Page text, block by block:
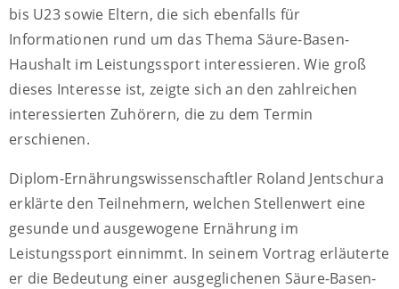
bis U23 sowie Eltern, die sich ebenfalls für
Informationen rund um das Thema Säure-Basen-
Haushalt im Leistungssport interessieren. Wie groß
dieses Interesse ist, zeigte sich an den zahlreichen
interessierten Zuhörern, die zu dem Termin
erschienen.
Diplom-Ernährungswissenschaftler Roland Jentschura
erklärte den Teilnehmern, welchen Stellenwert eine
gesunde und ausgewogene Ernährung im
Leistungssport einnimmt. In seinem Vortrag erläuterte
er die Bedeutung einer ausgeglichenen Säure-Basen-